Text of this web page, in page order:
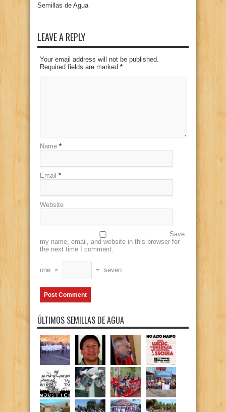
Semillas de Agua
LEAVE A REPLY
Your email address will not be published.
Required fields are marked *
Name *
Email *
Website
Save
my name, email, and website in this browser for
the next time I comment.
one × = seven
ÚLTIMOS SEMILLAS DE AGUA